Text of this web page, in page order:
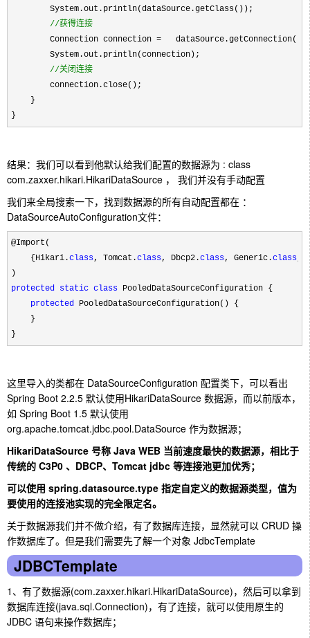
        System.out.println(dataSource.getClass());
//获得连接
        Connection connection =
   dataSource.getConnection();
        System.out.println(connection);
//关闭连接
        connection.close();
    }
}
结果：我们可以看到他默认给我们配置的数据源为 : class
com.zaxxer.hikari.HikariDataSource ， 我们并没有手动配置
我们来全局搜索一下，找到数据源的所有自动配置都在 ：
DataSourceAutoConfiguration文件：
@Import(
    {Hikari.
class, Tomcat.class, Dbcp2.class, Generic.class,
protected static class PooledDataSourceConfiguration {
protected PooledDataSourceConfiguration() {
    }
}
这里导入的类都在 DataSourceConfiguration 配置类下，可以看出
Spring Boot 2.2.5 默认使用HikariDataSource 数据源，而以前版本，
如 Spring Boot 1.5 默认使用
org.apache.tomcat.jdbc.pool.DataSource 作为数据源；
HikariDataSource 号称 Java WEB 当前速度最快的数据源，相比于
传统的 C3P0 、DBCP、Tomcat jdbc 等连接池更加优秀；
可以使用 spring.datasource.type 指定自定义的数据源类型，值为
要使用的连接池实现的完全限定名。
关于数据源我们并不做介绍，有了数据库连接，显然就可以 CRUD 操
作数据库了。但是我们需要先了解一个对象 JdbcTemplate
JDBCTemplate
1、有了数据源(com.zaxxer.hikari.HikariDataSource)，然后可以拿到
数据库连接(java.sql.Connection)，有了连接，就可以使用原生的
JDBC 语句来操作数据库；